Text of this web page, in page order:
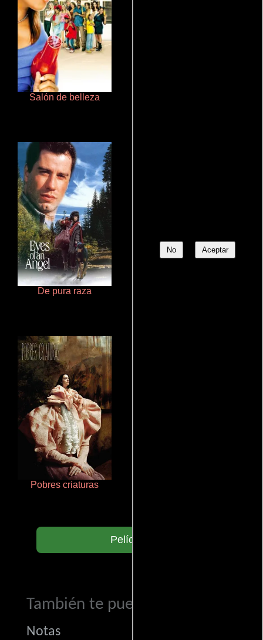
No Aceptar
Salón de belleza
De pura raza
Pobres criaturas
Películas
También te puede interesar...
Notas